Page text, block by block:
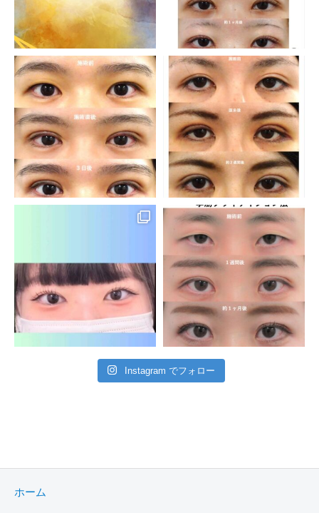
Instagram でフォロー
ホーム